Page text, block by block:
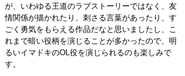
が、いわゆる王道のラブストーリーではなく、友
情関係が描かれたり、刺さる言葉があったり、す
ごく勇気をもらえる作品だなと思いましたし、こ
れまで暗い役柄を演じることが多かったので、明
るいイマドキのOL役を演じられるのも楽しみで
す。